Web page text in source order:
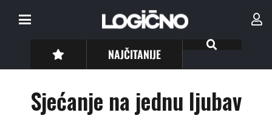
NAJČITANIJE
Sjećanje na jednu ljubav